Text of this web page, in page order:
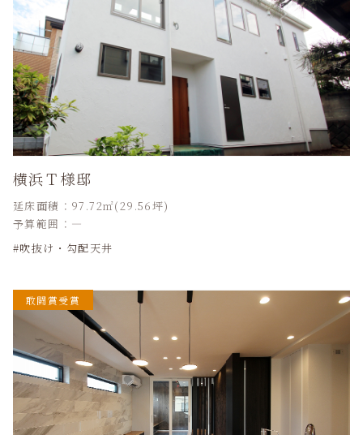
横浜Ｔ様邸
延床面積：97.72㎡(29.56坪)
予算範囲：―
吹抜け・勾配天井
敢闘賞受賞